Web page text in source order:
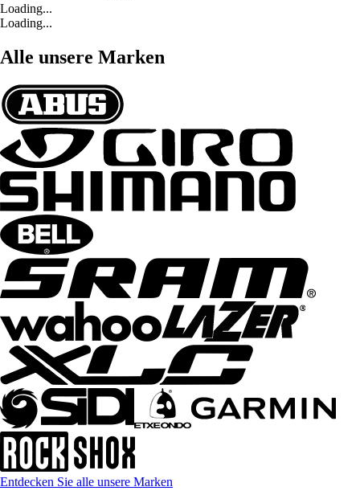
Loading...
Loading...
Alle unsere Marken
Entdecken Sie alle unsere Marken